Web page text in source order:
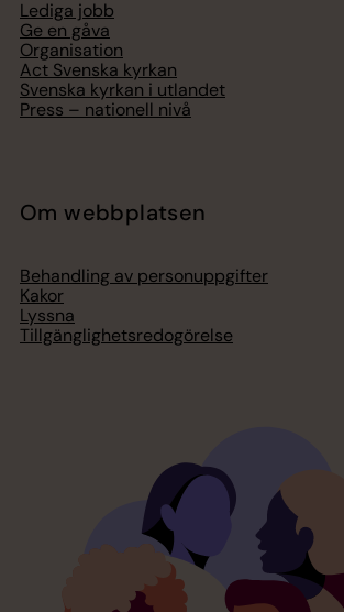
Lediga jobb
Ge en gåva
Organisation
Act Svenska kyrkan
Svenska kyrkan i utlandet
Press – nationell nivå
Om webbplatsen
Behandling av personuppgifter
Kakor
Lyssna
Tillgänglighetsredogörelse